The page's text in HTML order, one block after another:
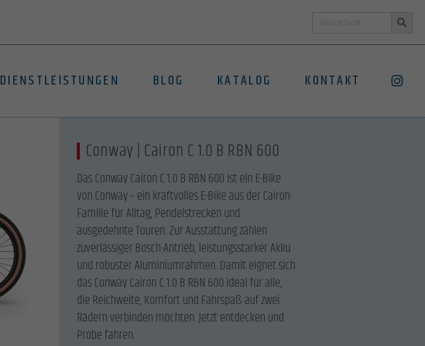
DIENSTLEISTUNGEN BLOG KATALOG KONTAKT
Conway | Cairon C 1.0 B RBN 600
Das Conway Cairon C 1.0 B RBN 600 ist ein E-Bike
von Conway – ein kraftvolles E-Bike aus der Cairon-
Familie für Alltag, Pendelstrecken und
ausgedehnte Touren. Zur Ausstattung zählen
zuverlässiger Bosch-Antrieb, leistungsstarker Akku
und robuster Aluminiumrahmen. Damit eignet sich
das Conway Cairon C 1.0 B RBN 600 ideal für alle,
die Reichweite, Komfort und Fahrspaß auf zwei
Rädern verbinden möchten. Jetzt entdecken und
Probe fahren.